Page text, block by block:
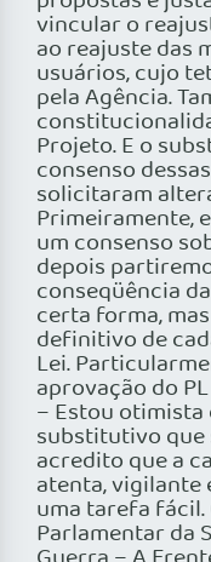
vincular o
ao reajuste das
usuários, cujo
pela Agência.
Projeto. E o
consenso
solicitaram
Primeiramente,
um consenso
depois
conseqüência
certa forma,
definitivo de
Lei.
aprovação do
– Estou otimista
substitutivo que
acredito que a
atenta, vigilante
uma tarefa
Parlamentar da